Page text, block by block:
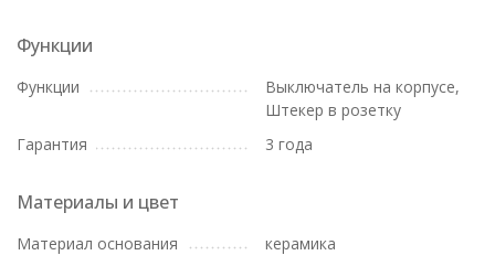
Функции
Функции
Выключатель на корпусе,
Штекер в розетку
Гарантия
3 года
Материалы и цвет
Материал основания
керамика